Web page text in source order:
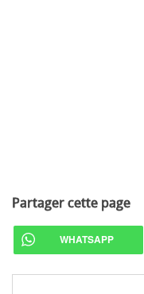
Partager cette page
WHATSAPP